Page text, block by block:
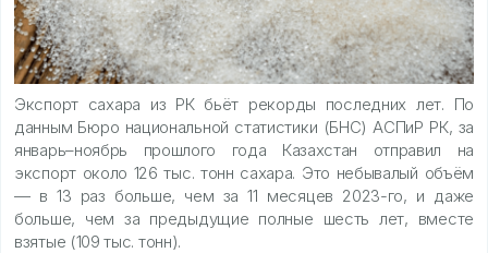
Экспорт сахара из РК бьёт рекорды последних лет. По
данным Бюро национальной статистики (БНС) АСПиР РК, за
январь–ноябрь прошлого года Казахстан отправил на
экспорт около 126 тыс. тонн сахара. Это небывалый объём
— в 13 раз больше, чем за 11 месяцев 2023-го, и даже
больше, чем за предыдущие полные шесть лет, вместе
взятые (109 тыс. тонн).